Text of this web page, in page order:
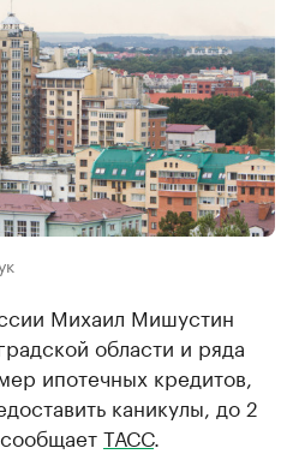
Михаил Мишустин
области и ряда
ипотечных кредитов,
каникулы, до 2
ТАСС.